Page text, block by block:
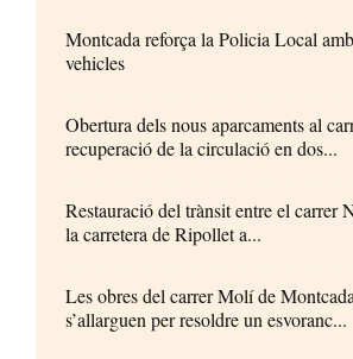
Montcada reforça la Policia Local
vehicles
Obertura dels nous aparcaments al
recuperació de la circulació en dos...
Restauració del trànsit entre el carrer
la carretera de Ripollet a...
Les obres del carrer Molí de
s’allarguen per resoldre un esvoranc...